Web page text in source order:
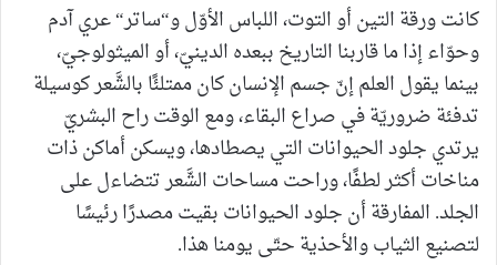
كانت ورقة التين أو التوت، اللباس الأوّل و“ساتر“ عري آدم
وحوّاء إذا ما قاربنا التاريخ ببعده الدينيّ، أو الميثولوجيّ،
بينما يقول العلم إنّ جسم الإنسان كان ممتلئًا بالشَّعر كوسيلة
تدفئة ضروريّة في صراع البقاء، ومع الوقت راح البشريّ
يرتدي جلود الحيوانات التي يصطادها، ويسكن أماكن ذات
مناخات أكثر لطفًا، وراحت مساحات الشَّعر تتضاءل على
الجلد. المفارقة أن جلود الحيوانات بقيت مصدرًا رئيسًا
لتصنيع الثياب والأحذية حتّى يومنا هذا.